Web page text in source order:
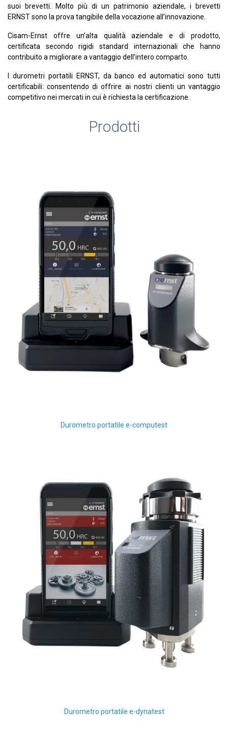
suoi brevetti. Molto più di un patrimonio aziendale, i brevetti
ERNST sono la prova tangibile della vocazione all’innovazione.
Cisam-Ernst offre un’alta qualità aziendale e di prodotto,
certificata secondo rigidi standard internazionali che hanno
contribuito a migliorare a vantaggio dell’intero comparto.
I durometri portatili ERNST, da banco ed automatici sono tutti
certificabili: consentendo di offrire ai nostri clienti un vantaggio
competitivo nei mercati in cui è richiesta la certificazione.
Prodotti
Durometro portatile e-computest
Durometro portatile e-dynatest